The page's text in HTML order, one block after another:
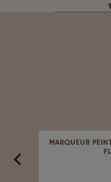
MARQUEUR